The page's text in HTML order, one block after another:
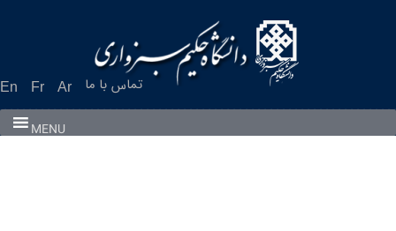
En Fr Ar تماس با ما
MENU